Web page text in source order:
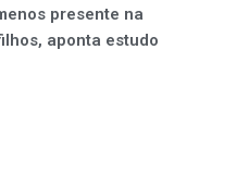
presente na
aponta estudo